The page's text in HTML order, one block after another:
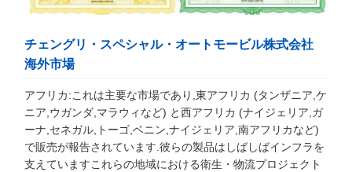
チェングリ・スペシャル・オートモービル株式会社
海外市場
アフリカ:これは主要な市場であり,東アフリカ (タンザニア,ケ
ニア,ウガンダ,マラウィなど) と西アフリカ (ナイジェリア,ガ
ーナ,セネガル,トーゴ,ベニン,ナイジェリア,南アフリカなど)
で販売が報告されています.彼らの製品はしばしばインフラを
支えていますこれらの地域における衛生・物流プロジェクト